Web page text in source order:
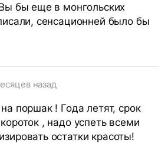
бы еще в монгольских
сенсационней было бы
назад
поршак ! Года летят, срок
, надо успеть всеми
остатки красоты!